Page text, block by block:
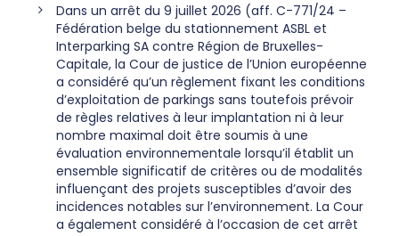
Dans un arrêt du 9 juillet 2026 (aff. C-771/24 –
Fédération belge du stationnement ASBL et
Interparking SA contre Région de Bruxelles-
Capitale, la Cour de justice de l’Union européenne
a considéré qu’un règlement fixant les conditions
d’exploitation de parkings sans toutefois prévoir
de règles relatives à leur implantation ni à leur
nombre maximal doit être soumis à une
évaluation environnementale lorsqu’il établit un
ensemble significatif de critères ou de modalités
influençant des projets susceptibles d’avoir des
incidences notables sur l’environnement. La Cour
a également considéré à l’occasion de cet arrêt